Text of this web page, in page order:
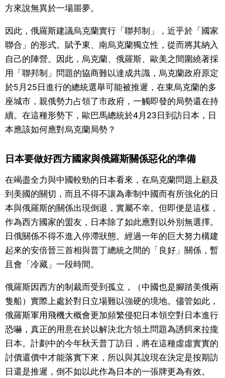
工作勞動
家庭
醫療健康
語言
東京
編輯部通知
方來說無異於一場噩夢。
因此，俄羅斯建議烏克蘭實行「聯邦制」，近乎於「國家
聯合」的形式。賦予東、南烏克蘭獨立性，從而將其納入
自己的陣營。因此，烏克蘭、俄羅斯、歐美之間圍繞著採
用「聯邦制」問題的協商難以達成共識，烏克蘭政府原定
於5月25日進行的總統選舉可能被推遲，在東烏克蘭的多
座城市，親俄勢力占領了市政府，一觸即發的局勢還在持
續。在這種形勢下，歐巴馬總統於4月23日到訪日本，日
本應該如何應對烏克蘭局勢？
日本要做好西方國家與俄羅斯關係惡化的準備
在竭盡全力與中國較勁的日本看來，在烏克蘭問題上顧及
到美國的關切，而且不得不讓為牽制中國而有所強化的日
本與俄羅斯的關係出現倒退，實屬不幸。但即便是這樣，
作為西方國家的盟友，日本除了如此應對以外別無選擇。
日俄關係不得不進入停滯狀態。經過一年的巨大努力構建
起來的安倍晉三首相與普丁總統之間的「良好」關係，暫
且會「冷藏」一段時間。
俄羅斯因西方的制裁而受到孤立，（中國也是腳踏美俄兩
隻船）實際上處於對日立場難以強硬的境地。儘管如此，
俄羅斯軍用飛機大概會更加頻繁侵犯日本領空對日本進行
恐嚇，真正的用意在於以解決北方領土問題為誘餌來拉攏
日本。計劃中的今年秋天普丁訪日，將在這種虛虛實實的
討價還價中才能落實下來，所以與其說現在決定是按期訪
日還是推遲，倒不如以此作為日本的一張牌更為有效。